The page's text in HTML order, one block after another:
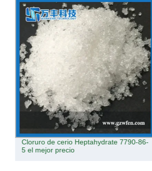
Cloruro de cerio Heptahydrate 7790-86-
5 el mejor precio